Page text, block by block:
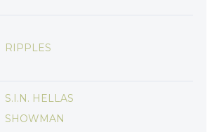
RIPPLES
S.I.N. HELLAS
SHOWMAN